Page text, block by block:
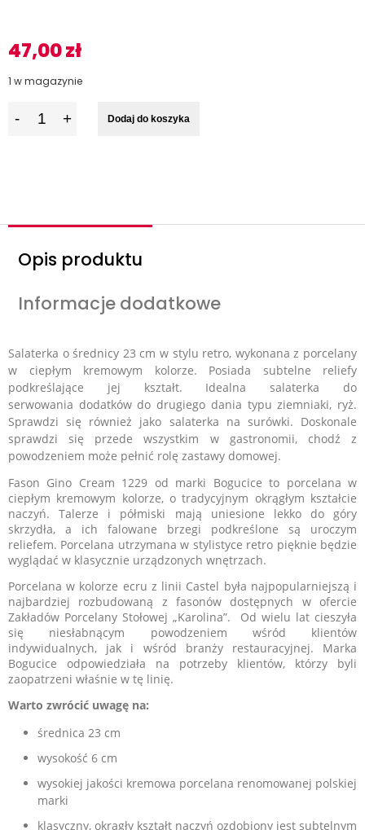
47,00zł
1 w magazynie
Dodaj do koszyka
Opis produktu
Informacje dodatkowe
Salaterka o średnicy 23 cm w stylu retro, wykonana z porcelany
w ciepłym kremowym kolorze. Posiada subtelne reliefy
podkreślające jej kształt. Idealna salaterka do
serwowania dodatków do drugiego dania typu ziemniaki, ryż.
Sprawdzi się również jako salaterka na surówki. Doskonale
sprawdzi się przede wszystkim w gastronomii, chodź z
powodzeniem może pełnić rolę zastawy domowej.
Fason Gino Cream 1229 od marki Bogucice to porcelana w
ciepłym kremowym kolorze, o tradycyjnym okrągłym kształcie
naczyń. Talerze i półmiski mają uniesione lekko do góry
skrzydła, a ich falowane brzegi podkreślone są uroczym
reliefem. Porcelana utrzymana w stylistyce retro pięknie będzie
wyglądać w klasycznie urządzonych wnętrzach.
Porcelana w kolorze ecru z linii Castel była najpopularniejszą i
najbardziej rozbudowaną z fasonów dostępnych w ofercie
Zakładów Porcelany Stołowej „Karolina”. Od wielu lat cieszyła
się niesłabnącym powodzeniem wśród klientów
indywidualnych, jak i wśród branży restauracyjnej. Marka
Bogucice odpowiedziała na potrzeby klientów, którzy byli
zaopatrzeni właśnie w tę linię.
Warto zwrócić uwagę na:
średnica 23 cm
wysokość 6 cm
wysokiej jakości kremowa porcelana renomowanej polskiej
marki
klasyczny, okrągły kształt naczyń ozdobiony jest subtelnym